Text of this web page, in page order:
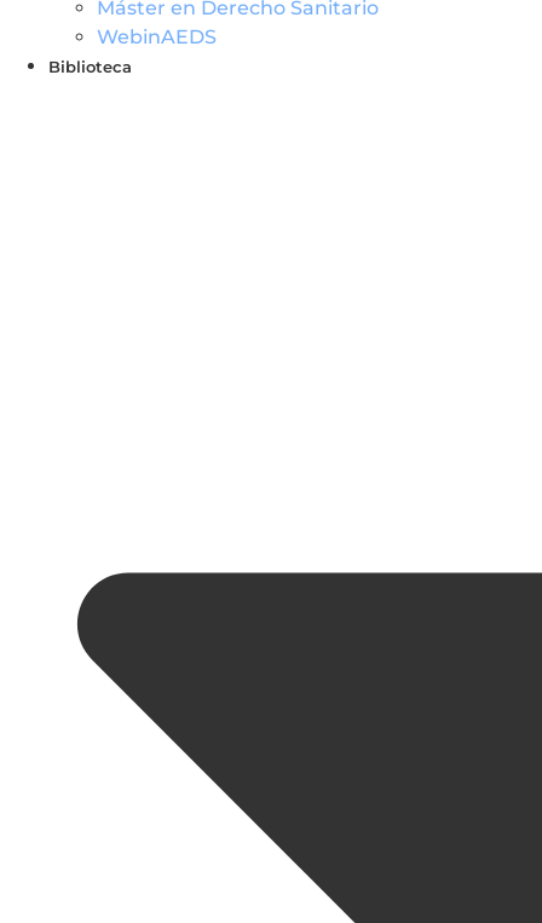
Máster en Derecho Sanitario
WebinAEDS
Biblioteca